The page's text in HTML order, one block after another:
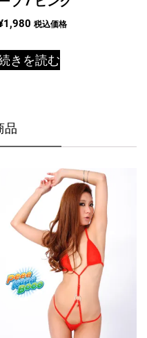
1,980 税込価格
きを読む
品